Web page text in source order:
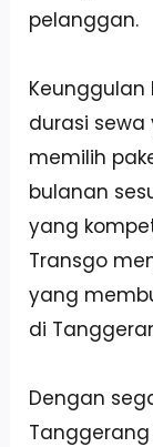
pelanggan.
durasi sewa
memilih
bulanan
yang
Transgo
yang
di
Dengan